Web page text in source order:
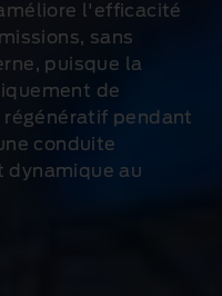
l'efficacité
, sans
puisque la
de
régénératif pendant
conduite
dynamique au